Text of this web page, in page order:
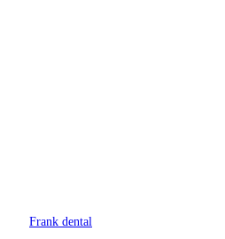
Frank dental